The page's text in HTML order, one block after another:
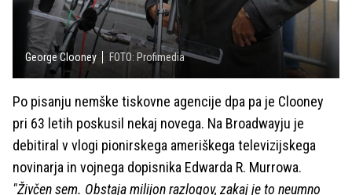
George Clooney FOTO: Profimedia
Po pisanju nemške tiskovne agencije dpa pa je Clooney
pri 63 letih poskusil nekaj novega. Na Broadwayju je
debitiral v vlogi pionirskega ameriškega televizijskega
novinarja in vojnega dopisnika Edwarda R. Murrowa.
"Živčen sem. Obstaja milijon razlogov, zakaj je to neumno